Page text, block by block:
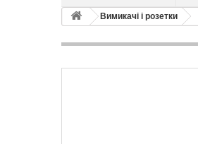
Вимикачі і розетки